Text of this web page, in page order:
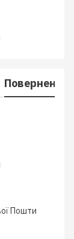
Повернення
Пошти